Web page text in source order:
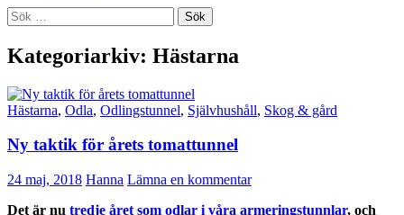
Sök
efter:
Kategoriarkiv: Hästarna
Hästarna, Odla, Odlingstunnel, Självhushåll, Skog & gård
Ny taktik för årets tomattunnel
24 maj, 2018 Hanna Lämna en kommentar
Det är nu tredje året som odlar i våra armeringstunnlar, och